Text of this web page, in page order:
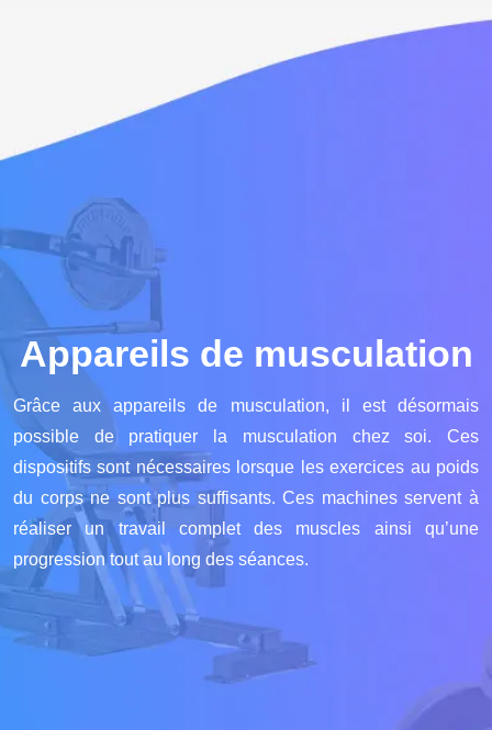
Appareils de musculation
Grâce aux appareils de musculation, il est désormais
possible de pratiquer la musculation chez soi. Ces
dispositifs sont nécessaires lorsque les exercices au poids
du corps ne sont plus suffisants. Ces machines servent à
réaliser un travail complet des muscles ainsi qu’une
progression tout au long des séances.